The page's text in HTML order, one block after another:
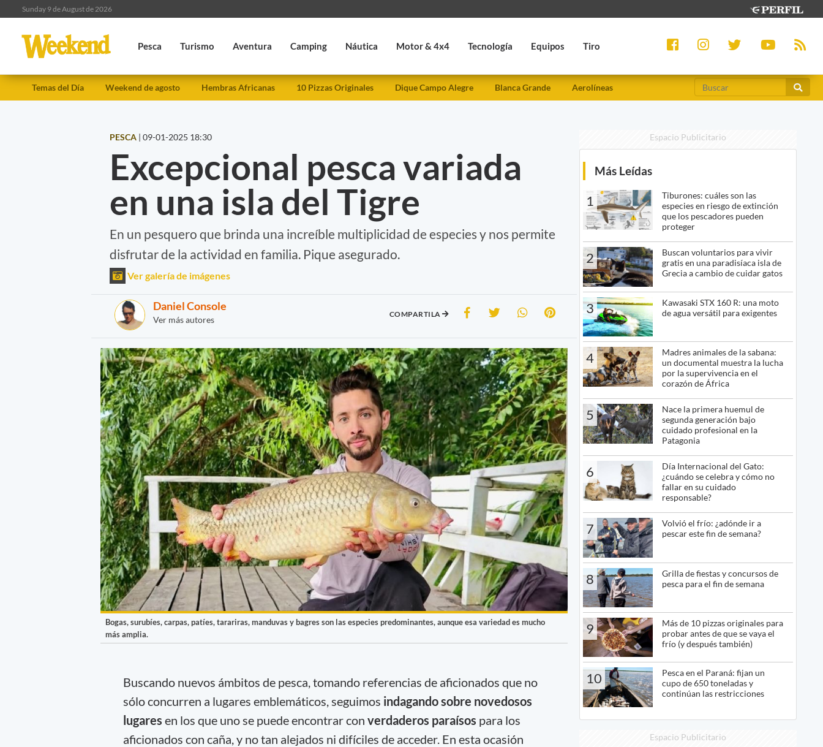
Sunday 9 de August de 2026
Pesca Turismo Aventura Camping Náutica Motor & 4x4 Tecnología Equipos Tiro
Temas del Día Weekend de agosto Hembras Africanas 10 Pizzas Originales Dique Campo Alegre Blanca Grande Aerolíneas
PESCA | 09-01-2025 18:30
Excepcional pesca variada
en una isla del Tigre
En un pesquero que brinda una increíble multiplicidad de especies y nos permite
disfrutar de la actividad en familia. Pique asegurado.
Ver galería de imágenes
Daniel Console
Ver más autores
COMPARTILA
Bogas, surubíes, carpas, patíes, tarariras, manduvas y bagres son las especies predominantes, aunque esa variedad es mucho
más amplia.
Buscando nuevos ámbitos de pesca, tomando referencias de aficionados que no
sólo concurren a lugares emblemáticos, seguimos indagando sobre novedosos
lugares en los que uno se puede encontrar con verdaderos paraísos para los
aficionados con caña, y no tan alejados ni difíciles de acceder. En esta ocasión
Espacio Publicitario
Más Leídas
1
Tiburones: cuáles son las
especies en riesgo de extinción
que los pescadores pueden
proteger
2
Buscan voluntarios para vivir
gratis en una paradisíaca isla de
Grecia a cambio de cuidar gatos
3
Kawasaki STX 160 R: una moto
de agua versátil para exigentes
4
Madres animales de la sabana:
un documental muestra la lucha
por la supervivencia en el
corazón de África
5
Nace la primera huemul de
segunda generación bajo
cuidado profesional en la
Patagonia
6
Día Internacional del Gato:
¿cuándo se celebra y cómo no
fallar en su cuidado
responsable?
7
Volvió el frío: ¿adónde ir a
pescar este fin de semana?
8
Grilla de fiestas y concursos de
pesca para el fin de semana
9
Más de 10 pizzas originales para
probar antes de que se vaya el
frío (y después también)
10
Pesca en el Paraná: fijan un
cupo de 650 toneladas y
continúan las restricciones
Espacio Publicitario